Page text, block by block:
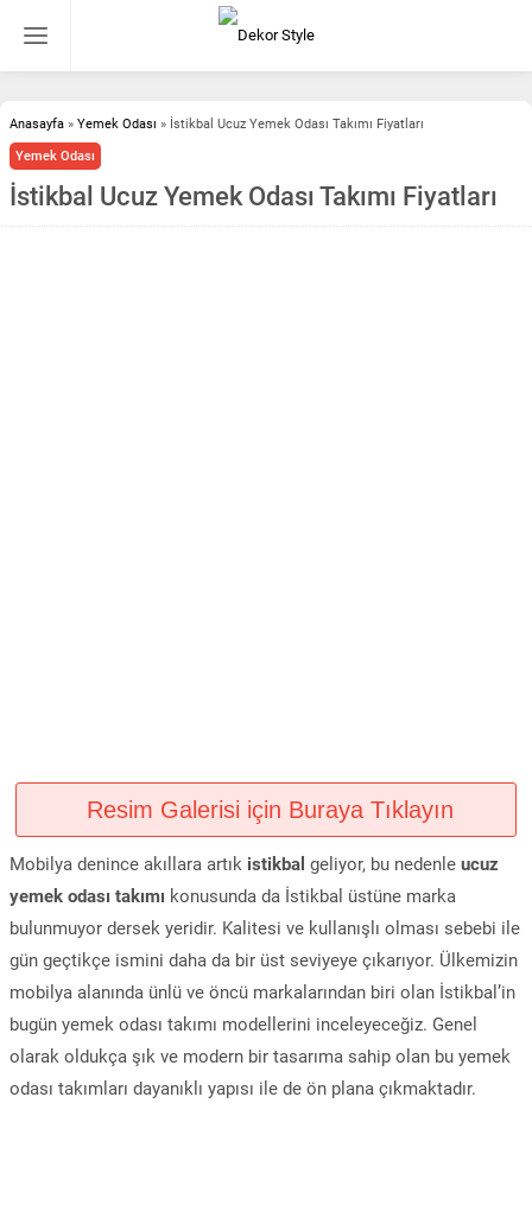
Anasayfa » Yemek Odası » İstikbal Ucuz Yemek Odası Takımı Fiyatları
Yemek Odası
İstikbal Ucuz Yemek Odası Takımı Fiyatları
Resim Galerisi için Buraya Tıklayın
Mobilya denince akıllara artık istikbal geliyor, bu nedenle ucuz
yemek odası takımı konusunda da İstikbal üstüne marka
bulunmuyor dersek yeridir. Kalitesi ve kullanışlı olması sebebi ile
gün geçtikçe ismini daha da bir üst seviyeye çıkarıyor. Ülkemizin
mobilya alanında ünlü ve öncü markalarından biri olan İstikbal’in
bugün yemek odası takımı modellerini inceleyeceğiz. Genel
olarak oldukça şık ve modern bir tasarıma sahip olan bu yemek
odası takımları dayanıklı yapısı ile de ön plana çıkmaktadır.